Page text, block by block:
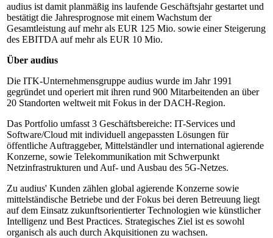
audius ist damit planmäßig ins laufende Geschäftsjahr gestartet und
bestätigt die Jahresprognose mit einem Wachstum der
Gesamtleistung auf mehr als EUR 125 Mio. sowie einer Steigerung
des EBITDA auf mehr als EUR 10 Mio.
Über audius
Die ITK-Unternehmensgruppe audius wurde im Jahr 1991
gegründet und operiert mit ihren rund 900 Mitarbeitenden an über
20 Standorten weltweit mit Fokus in der DACH-Region.
Das Portfolio umfasst 3 Geschäftsbereiche: IT-Services und
Software/Cloud mit individuell angepassten Lösungen für
öffentliche Auftraggeber, Mittelständler und international agierende
Konzerne, sowie Telekommunikation mit Schwerpunkt
Netzinfrastrukturen und Auf- und Ausbau des 5G-Netzes.
Zu audius' Kunden zählen global agierende Konzerne sowie
mittelständische Betriebe und der Fokus bei deren Betreuung liegt
auf dem Einsatz zukunftsorientierter Technologien wie künstlicher
Intelligenz und Best Practices. Strategisches Ziel ist es sowohl
organisch als auch durch Akquisitionen zu wachsen.